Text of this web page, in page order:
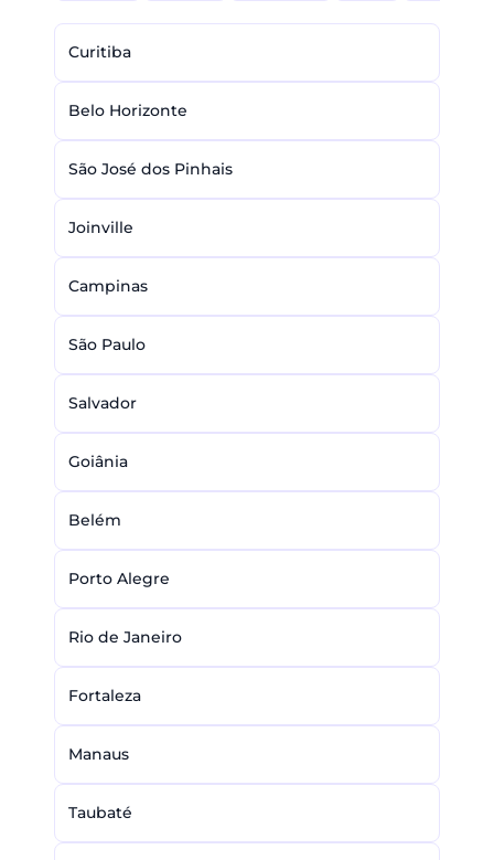
Curitiba
Belo Horizonte
São José dos Pinhais
Joinville
Campinas
São Paulo
Salvador
Goiânia
Belém
Porto Alegre
Rio de Janeiro
Fortaleza
Manaus
Taubaté